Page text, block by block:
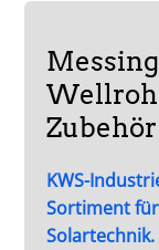
Zubehör
KWS-
Sortiment
Solartechnik.